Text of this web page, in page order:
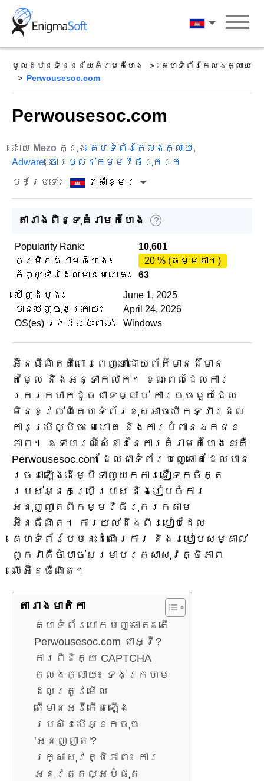
Skip
content
ភាសាខ្មែរ
មូលដ្ឋានទិន្នន័យគំរាមកំហែង
គេហទំព័រក្លែងក្លាយ
Perwousesoc.com
Perwousesoc.com
ដោយ Mezo ក្នុង គេហទំព័រក្លែងក្លាយ,
Adware, ចោរប្លន់កម្មវិធីរុករក
បកប្រែទៅ៖
ភាសាខ្មែរ
តារាងពិន្ទុគំរាមកំហែង ?
Popularity Rank:
10,601
កម្រិតគំរាមកំហែង៖
20 % (ធម្មតា។)
កុំព្យូទ័រដែលមានមេរោគ៖
63
ឃើញដំបូង៖
June 1, 2025
បានឃើញចុងក្រោយ៖
April 24, 2026
OS(es) រងផលប៉ះពាល់៖
Windows
អ៊ិនធឺណិតគឺពោរពេញទៅដោយព័ត៌មានដ៏មាន
តម្លៃ និងអន្ទាក់លាក់។ ខណៈ​ពេល​ដែល​ការ​
រុករក​ហាក់​ដូច​ជា​ទម្លាប់ ការ​ចុច​មួយ​ដែល​
មិន​ខ្វល់​ពី​គេហទំព័រ​ខុស​អាច​បើក​ទ្វារ​ដល់​
ការ​ប្រើ​ល្បិច មេរោគ និង​ការ​បំពាន​ឯកជន
ភាព។ ឧទាហរណ៍សំខាន់នៃការគំរាមកំហែងនេះគឺ
Perwousesoc.com ដែលជាទំព័របញ្ឆោតដែលបាន
រចនាឡើងដើម្បីទាញយកការជឿទុកចិត្ត
របស់អ្នកប្រើប្រាស់ និងរៀបចំការ
អនុញ្ញាតពីកម្មវិធីរុករកតាម
អ៊ីនធឺណិត។ ការយល់ដឹងពីរបៀបដែល
គេហទំព័របែបនេះដំណើរការ និងរបៀបសម្គាល់
ពួកវាគឺចាំបាច់សម្រាប់រក្សាសុវត្ថិភាព
លើអ៊ីនធឺណិត។
តារាង​មាតិកា
គេហទំព័របោកបញ្ឆោត៖ តើ
Perwousesoc.com ជាអ្វី?
ការពិនិត្យ CAPTCHA
ក្លែងក្លាយ៖ ទង់ក្រហម
ដែលត្រូវមើល
តើមានអ្វីកើតឡើង
ប្រសិនបើអ្នកចុច
'អនុញ្ញាត'?
រក្សាសុវត្ថិភាព៖ ការ
អនុវត្តល្អបំផុត